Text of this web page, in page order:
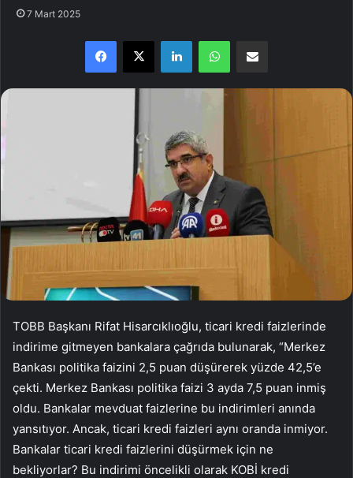
7 Mart 2025
TOBB Başkanı Rifat Hisarcıklıoğlu, ticari kredi faizlerinde
indirime gitmeyen bankalara çağrıda bulunarak, “Merkez
Bankası politika faizini 2,5 puan düşürerek yüzde 42,5’e
çekti. Merkez Bankası politika faizi 3 ayda 7,5 puan inmiş
oldu. Bankalar mevduat faizlerine bu indirimleri anında
yansıtıyor. Ancak, ticari kredi faizleri aynı oranda inmiyor.
Bankalar ticari kredi faizlerini düşürmek için ne
bekliyorlar? Bu indirimi öncelikli olarak KOBİ kredi